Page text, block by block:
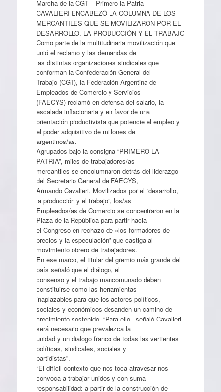
Marcha de la CGT – Primero la Patria
CAVALIERI ENCABEZÓ LA COLUMNA DE LOS
MERCANTILES QUE SE MOVILIZARON POR EL
DESARROLLO, LA PRODUCCIÓN Y EL TRABAJO
Como parte de la multitudinaria movilización que
unió el reclamo y las demandas de
las distintas organizaciones sindicales que
conforman la Confederación General del
Trabajo (CGT), la Federación Argentina de
Empleados de Comercio y Servicios
(FAECYS) reclamó en defensa del salario, la
escalada inflacionaria y en favor de una
orientación productivista que potencie el empleo y
el poder adquisitivo de millones de
argentinos/as.
Agrupados bajo la consigna “PRIMERO LA
PATRIA”, miles de trabajadores/as
mercantiles se encolumnaron detrás del liderazgo
del Secretario General de FAECYS,
Armando Cavalieri. Movilizados por el “desarrollo,
la producción y el trabajo”, los/as
Empleados/as de Comercio se concentraron en la
Plaza de la República para partir hacia
el Congreso en rechazo de «los formadores de
precios y la especulación” que castiga al
movimiento obrero de trabajadores.
En ese marco, el titular del gremio más grande del
país señaló que el diálogo, el
consenso y el trabajo mancomunado deben
constituirse como las herramientas
inaplazables para que los actores políticos,
sociales y económicos desanden un camino de
crecimiento sostenido. “Para ello –señaló Cavalieri–
será necesario que prevalezca la
unidad y un dialogo franco de todas las vertientes
políticas, sindicales, sociales y
partidistas”.
“El difícil contexto que nos toca atravesar nos
convoca a trabajar unidos y con suma
responsabilidad: a partir de la construcción de